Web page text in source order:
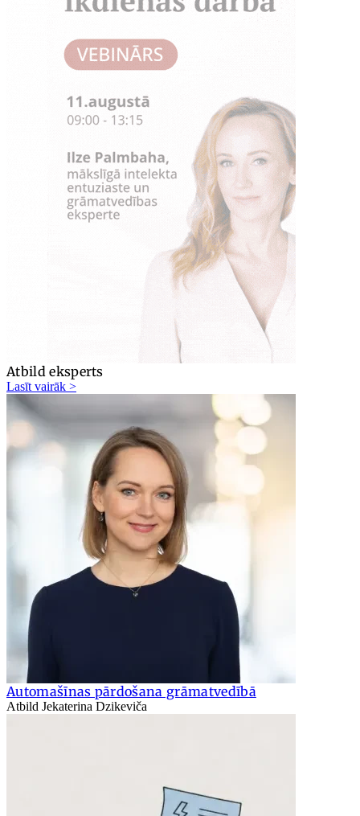
Atbild eksperts
Lasīt vairāk >
Automašīnas pārdošana grāmatvedībā
Atbild Jekaterina Dzikeviča